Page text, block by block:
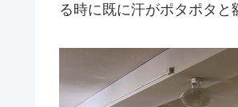
る時に既に汗がポタポタと